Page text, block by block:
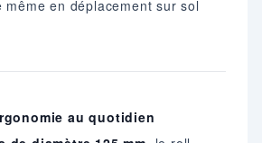
en déplacement sur sol
au quotidien